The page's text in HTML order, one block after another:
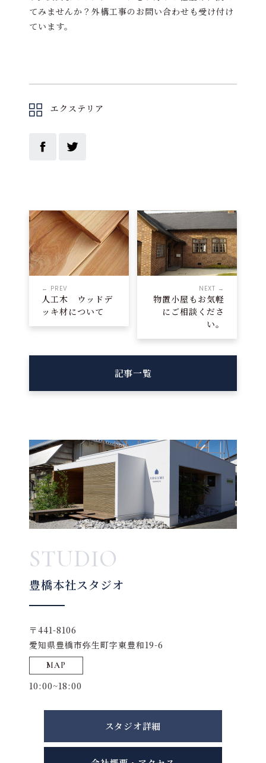
てみませんか？外構工事のお問い合わせも受け付け
ています。
エクステリア
← PREV
人工木 ウッドデ
ッキ材について
NEXT →
物置小屋もお気軽
にご相談くださ
い。
記事一覧
STUDIO
豊橋本社スタジオ
〒441-8106
愛知県豊橋市弥生町字東豊和19-6
MAP
10:00~18:00
スタジオ詳細